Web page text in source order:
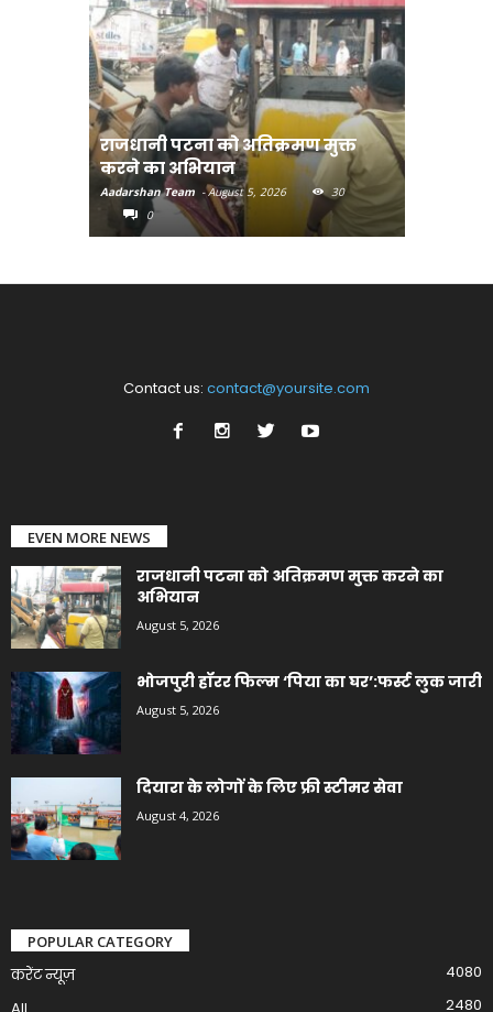
राजधानी पटना को अतिक्रमण मुक्त
करने का अभियान
Aadarshan Team - August 5, 2026
30
0
Contact us: contact@yoursite.com
EVEN MORE NEWS
राजधानी पटना को अतिक्रमण मुक्त करने का
अभियान
August 5, 2026
भोजपुरी हॉरर फिल्म ‘पिया का घर’:फर्स्ट लुक जारी
August 5, 2026
दियारा के लोगों के लिए फ्री स्टीमर सेवा
August 4, 2026
POPULAR CATEGORY
करेंट न्यूज़
4080
2480